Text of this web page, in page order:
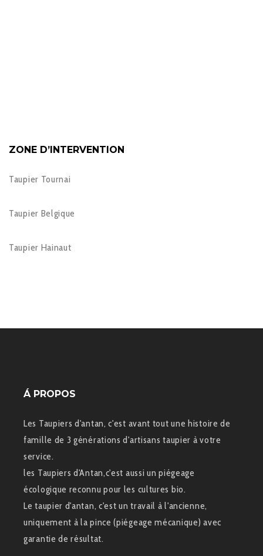
ZONE D’INTERVENTION
Taupier Tournai
Taupier Belgique
Taupier Hainaut
Á PROPOS
Les Taupiers d'antan, c'est avant tout une histoire de
famille de 3 générations d'artisans taupier à votre
service.
les Taupiers d'Antan,c'est aussi un piégeage
écologique reconnu pour les cultures bio.
Le taupier d'antan, c'est un travail à l'ancienne,
uniquement à la pince (piégeage mécanique) avec
garantie de résultat.